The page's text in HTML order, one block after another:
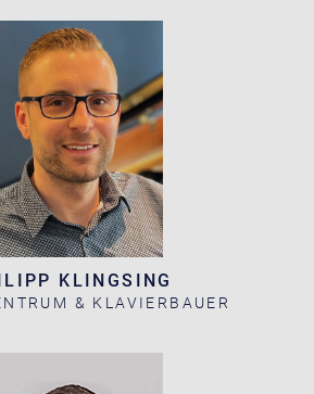
KLINGSING
& KLAVIERBAUER